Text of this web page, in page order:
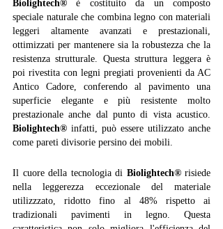
Biolightech® è costituito da un composto
speciale naturale che combina legno con materiali
leggeri altamente avanzati e prestazionali,
ottimizzati per mantenere sia la robustezza che la
resistenza strutturale. Questa struttura leggera è
poi rivestita con legni pregiati provenienti da AC
Antico Cadore, conferendo al pavimento una
superficie elegante e più resistente molto
Biolightech® infatti, può essere utilizzato anche
come pareti divisorie persino dei mobili.
Il cuore della tecnologia di Biolightech® risiede
nella leggerezza eccezionale del materiale
utilizzzato, ridotto fino al 48% rispetto ai
tradizionali pavimenti in legno. Questa